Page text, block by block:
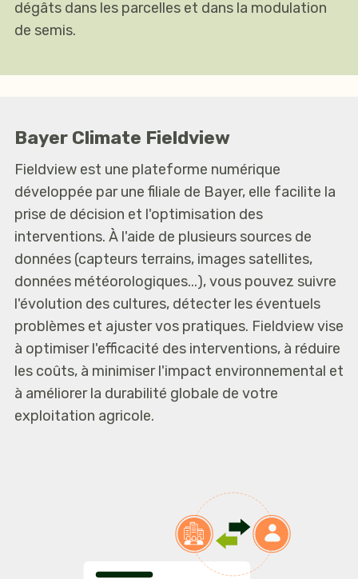
dégâts dans les parcelles et dans la modulation
de semis.
Bayer Climate Fieldview
Fieldview est une plateforme numérique
développée par une filiale de Bayer, elle facilite la
prise de décision et l'optimisation des
interventions. À l'aide de plusieurs sources de
données (capteurs terrains, images satellites,
données météorologiques...), vous pouvez suivre
l'évolution des cultures, détecter les éventuels
problèmes et ajuster vos pratiques. Fieldview vise
à optimiser l'efficacité des interventions, à réduire
les coûts, à minimiser l'impact environnemental et
à améliorer la durabilité globale de votre
exploitation agricole.